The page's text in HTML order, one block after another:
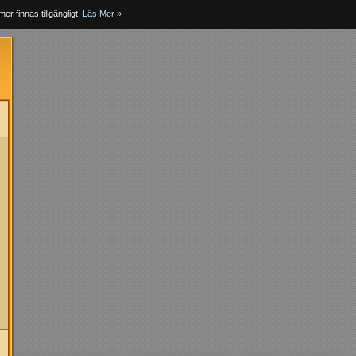
finnas tillgängligt. Läs Mer »